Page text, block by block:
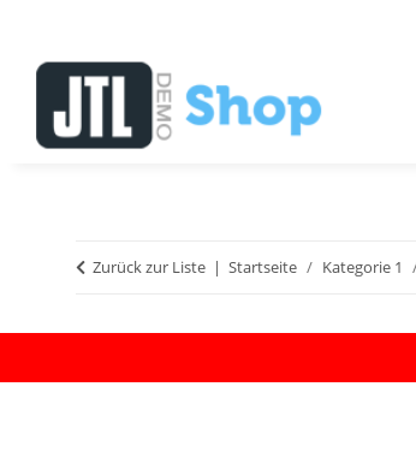
Zurück zur Liste Startseite Kategorie 1